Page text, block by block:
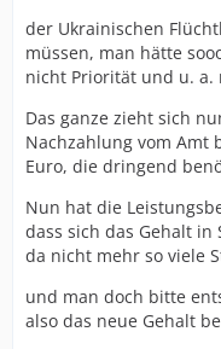
der Ukrainischen
müssen, man hätte
nicht Priorität und u. a.
Das ganze zieht sich
Nachzahlung vom Amt
Euro, die dringend
Nun hat die
dass sich das Gehalt
da nicht mehr so viele
und man doch bitte
also das neue Gehalt